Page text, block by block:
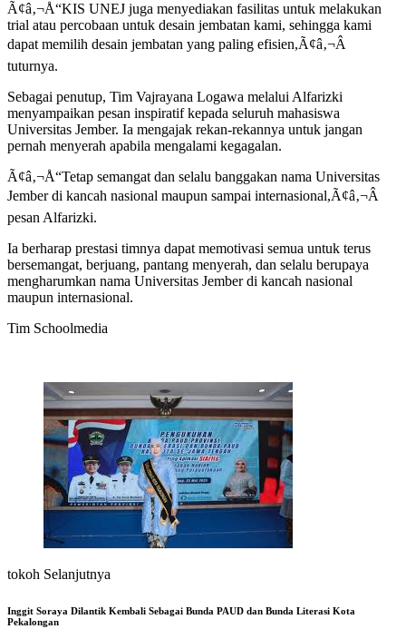
Ã¢â‚¬Å“KIS UNEJ juga menyediakan fasilitas untuk melakukan
trial atau percobaan untuk desain jembatan kami, sehingga kami
dapat memilih desain jembatan yang paling efisien,Ã¢â‚¬Â
tuturnya.
Sebagai penutup, Tim Vajrayana Logawa melalui Alfarizki
menyampaikan pesan inspiratif kepada seluruh mahasiswa
Universitas Jember. Ia mengajak rekan-rekannya untuk jangan
pernah menyerah apabila mengalami kegagalan.
Ã¢â‚¬Å“Tetap semangat dan selalu banggakan nama Universitas
Jember di kancah nasional maupun sampai internasional,Ã¢â‚¬Â
pesan Alfarizki.
Ia berharap prestasi timnya dapat memotivasi semua untuk terus
bersemangat, berjuang, pantang menyerah, dan selalu berupaya
mengharumkan nama Universitas Jember di kancah nasional
maupun internasional.
Tim Schoolmedia
tokoh Selanjutnya
Inggit Soraya Dilantik Kembali Sebagai Bunda PAUD dan Bunda Literasi Kota
Pekalongan